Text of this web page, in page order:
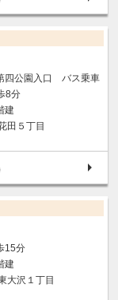
四公園入口 バス乗車
8分
建
田５丁目
15分
建
大沢１丁目